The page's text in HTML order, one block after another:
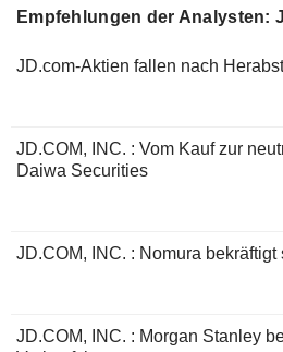
Empfehlungen der Analysten:
JD.com-Aktien fallen nach
JD.COM, INC. : Vom Kauf zur
Daiwa Securities
JD.COM, INC. : Nomura
JD.COM, INC. : Morgan Stanley